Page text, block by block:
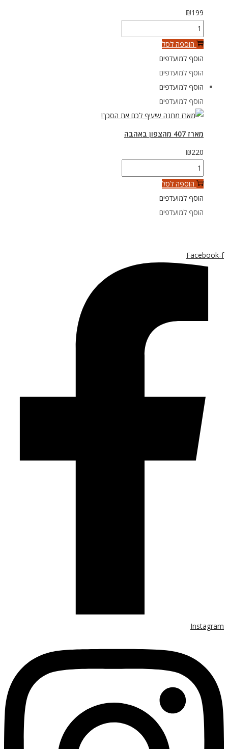
₪199
כמות
של
מארז
602
מהצפון
באהבה
הוספה לסל
הוסף למועדפים
הוסף למועדפים
הוסף למועדפים
הוסף למועדפים
מארז 407 מהצפון באהבה
₪220
כמות
של
מארז
407
הוספה לסל
הוסף למועדפים
הוסף למועדפים
Facebook-f
Instagram